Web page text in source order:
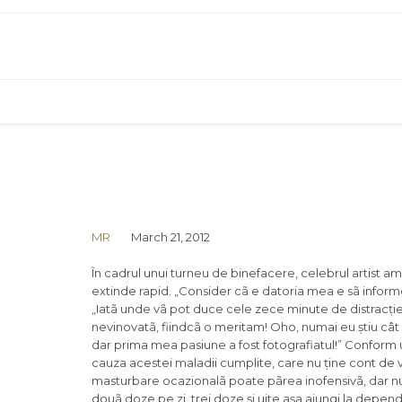
MR March 21, 2012
În cadrul unui turneu de binefacere, celebrul artist
extinde rapid. „Consider cã e datoria mea e sã
„Iatã unde vã pot duce cele zece minute de
nevinovatã, fiindcã o meritam! Oho, numai eu știu
dar prima mea pasiune a fost fotografiatul!”
cauza acestei maladii cumplite, care nu ține cont de
masturbare ocazionalã poate pãrea inofensivã, dar
douã doze pe zi, trei doze și uite așa ajungi la